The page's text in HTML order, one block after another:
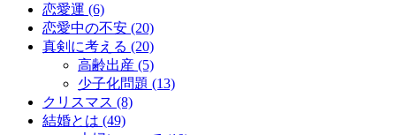
恋愛運 (6)
恋愛中の不安 (20)
真剣に考える (20)
高齢出産 (5)
少子化問題 (13)
クリスマス (8)
結婚とは (49)